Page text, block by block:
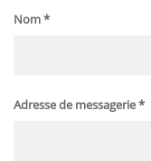
Nom*
Adresse de messagerie*